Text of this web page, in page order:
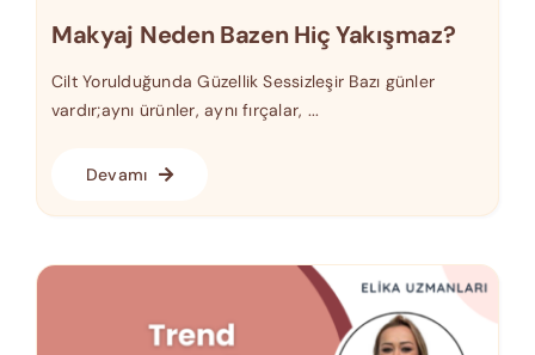
Makyaj Neden Bazen Hiç Yakışmaz?
Cilt Yorulduğunda Güzellik Sessizleşir Bazı günler
vardır;aynı ürünler, aynı fırçalar, ...
Devamı